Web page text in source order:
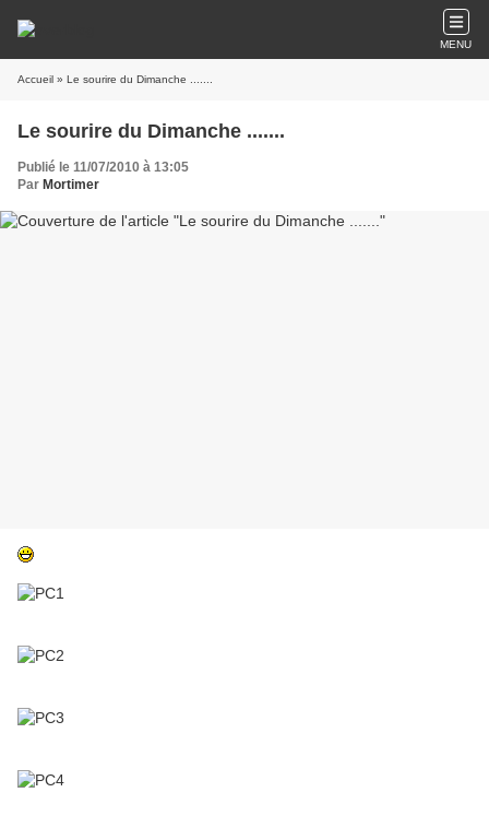
MENU
Accueil » Le sourire du Dimanche .......
Le sourire du Dimanche .......
Publié le 11/07/2010 à 13:05
Par Mortimer